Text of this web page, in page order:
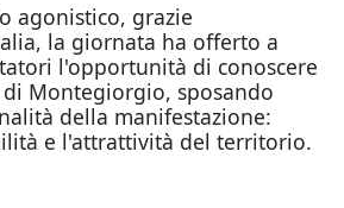
agonistico, grazie
la giornata ha offerto a
l'opportunità di conoscere
Montegiorgio, sposando
della manifestazione:
e l'attrattività del territorio.